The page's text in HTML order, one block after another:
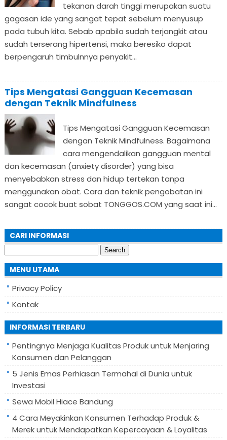
tekanan darah tinggi merupakan suatu
gagasan ide yang sangat tepat sebelum menyusup
pada tubuh kita. Sebab apabila sudah terjangkit atau
sudah terserang hipertensi, maka beresiko dapat
berpengaruh timbulnnya penyakit...
Tips Mengatasi Gangguan Kecemasan
dengan Teknik Mindfulness
Tips Mengatasi Gangguan Kecemasan
dengan Teknik Mindfulness. Bagaimana
cara mengendalikan gangguan mental
dan kecemasan (anxiety disorder) yang bisa
menyebabkan stress dan hidup tertekan tanpa
menggunakan obat. Cara dan teknik pengobatan ini
sangat cocok buat sobat TONGGOS.COM yang saat ini...
CARI INFORMASI
for:
MENU UTAMA
Privacy Policy
Kontak
INFORMASI TERBARU
Pentingnya Menjaga Kualitas Produk untuk Menjaring
Konsumen dan Pelanggan
5 Jenis Emas Perhiasan Termahal di Dunia untuk
Investasi
Sewa Mobil Hiace Bandung
4 Cara Meyakinkan Konsumen Terhadap Produk &
Merek untuk Mendapatkan Kepercayaan & Loyalitas